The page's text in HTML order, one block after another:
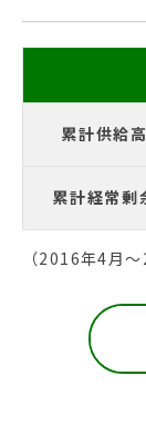
累計供給高
累計経常剰
（2016年4月